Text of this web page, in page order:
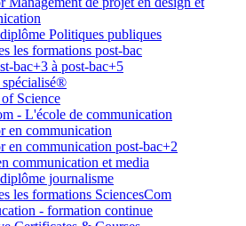
Politiques publiques
les formations post-bac
bac+3 à post-bac+5
spécialisé®
Science
- L'école de communication
en communication
en communication post-bac+2
communication et media
journalisme
les formations SciencesCom
- formation continue